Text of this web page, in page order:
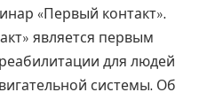
«Первый контакт».
является первым
для людей
системы. Об